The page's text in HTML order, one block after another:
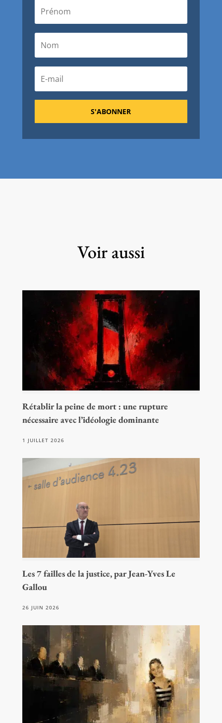
S'ABONNER
Voir aussi
Rétablir la peine de mort : une rupture
nécessaire avec l’idéologie dominante
1 JUILLET 2026
Les 7 failles de la justice, par Jean-Yves Le
Gallou
26 JUIN 2026